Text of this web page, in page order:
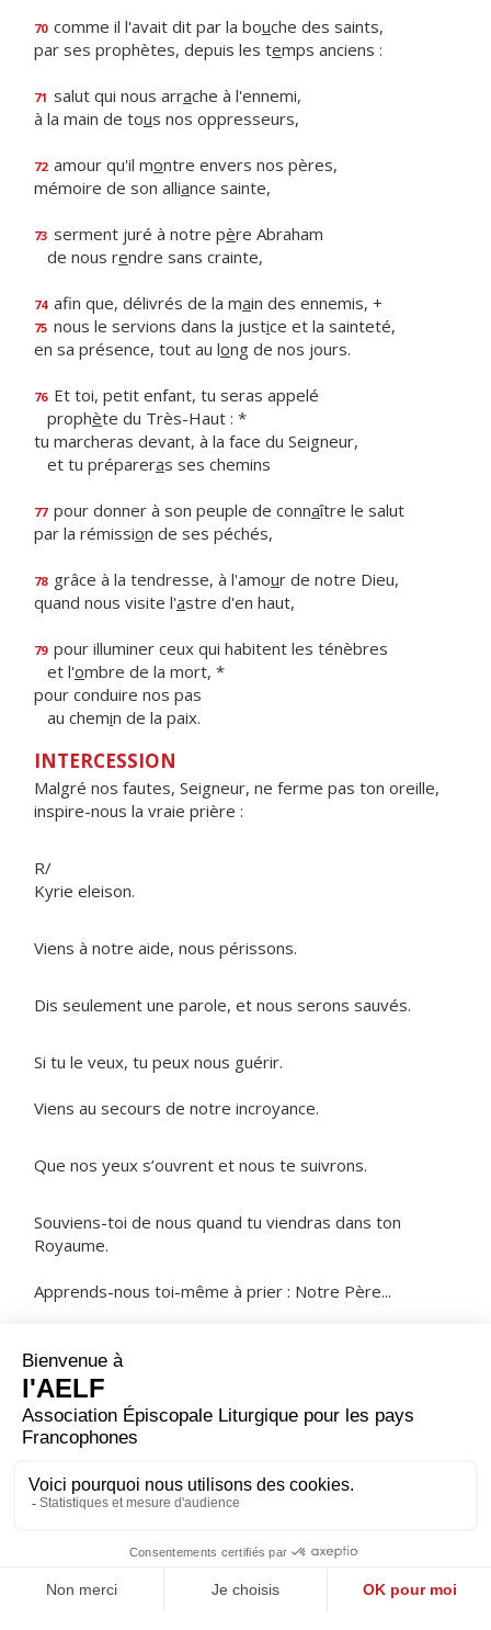
70 comme il l'avait dit par la bouche des saints,
par ses prophètes, depuis les temps anciens :
71 salut qui nous arrache à l'ennemi,
à la main de tous nos oppresseurs,
72 amour qu'il montre envers nos pères,
mémoire de son alliance sainte,
73 serment juré à notre père Abraham
de nous rendre sans crainte,
74 afin que, délivrés de la main des ennemis, +
75 nous le servions dans la justice et la sainteté,
en sa présence, tout au long de nos jours.
76 Et toi, petit enfant, tu seras appelé
prophète du Très-Haut : *
tu marcheras devant, à la face du Seigneur,
et tu prépareras ses chemins
77 pour donner à son peuple de connaître le salut
par la rémission de ses péchés,
78 grâce à la tendresse, à l'amour de notre Dieu,
quand nous visite l'astre d'en haut,
79 pour illuminer ceux qui habitent les ténèbres
et l'ombre de la mort, *
pour conduire nos pas
au chemin de la paix.
INTERCESSION
Malgré nos fautes, Seigneur, ne ferme pas ton oreille,
inspire-nous la vraie prière :
R/
Kyrie eleison.
Viens à notre aide, nous périssons.
Dis seulement une parole, et nous serons sauvés.
Si tu le veux, tu peux nous guérir.
Viens au secours de notre incroyance.
Que nos yeux s’ouvrent et nous te suivrons.
Souviens-toi de nous quand tu viendras dans ton
Royaume.
Apprends-nous toi-même à prier : Notre Père...
NOTRE PÈRE
ORAISON
Que ta grâce inspire notre action, Seigneur, et la
prennent leur source en toi et reçoivent de toi leur
achèvement.